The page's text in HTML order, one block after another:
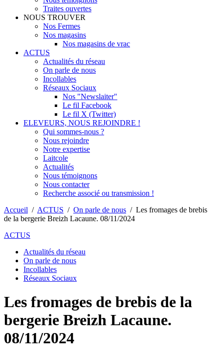
Traites ouvertes
NOUS TROUVER
Nos Fermes
Nos magasins
Nos magasins de vrac
ACTUS
Actualités du réseau
On parle de nous
Incollables
Réseaux Sociaux
Nos "Newslaiter"
Le fil Facebook
Le fil X (Twitter)
ELEVEURS, NOUS REJOINDRE !
Qui sommes-nous ?
Nous rejoindre
Notre expertise
Laitcole
Actualités
Nous témoignons
Nous contacter
Recherche associé ou transmission !
Accueil / ACTUS / On parle de nous / Les fromages de brebis
de la bergerie Breizh Lacaune. 08/11/2024
ACTUS
Actualités du réseau
On parle de nous
Incollables
Réseaux Sociaux
Les fromages de brebis de la
bergerie Breizh Lacaune.
08/11/2024